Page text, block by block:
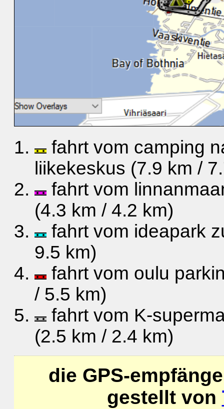
fahrt vom camping
liikekeskus (7.9 km /
fahrt vom
(4.3 km / 4.2 km)
fahrt vom ideapark
9.5 km)
fahrt vom oulu
/ 5.5 km)
fahrt vom K-
(2.5 km / 2.4 km)
die GPS-
gestellt von